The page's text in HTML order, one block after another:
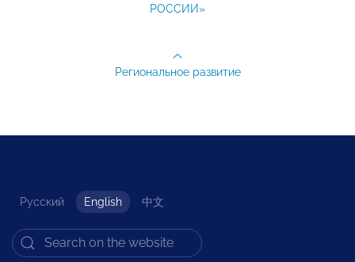
РОССИИ»
Региональное развитие
Русский English 中文